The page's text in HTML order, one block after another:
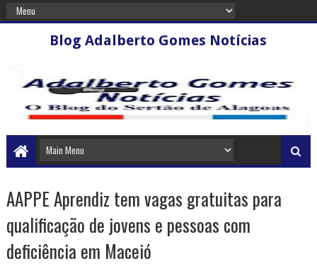
Blog Adalberto Gomes Notícias
AAPPE Aprendiz tem vagas gratuitas para
qualificação de jovens e pessoas com
deficiência em Maceió